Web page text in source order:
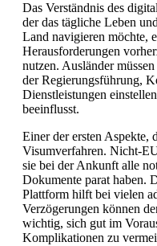
Das Verständnis des
der das tägliche Leben
Land navigieren möchte,
Herausforderungen
nutzen. Ausländer
der Regierungsführung,
Dienstleistungen
beeinflusst.
Einer der ersten Aspekte,
Visumverfahren. Nicht-
sie bei der Ankunft alle
Dokumente parat haben.
Plattform hilft bei vielen
Verzögerungen können
wichtig, sich gut im
Komplikationen zu